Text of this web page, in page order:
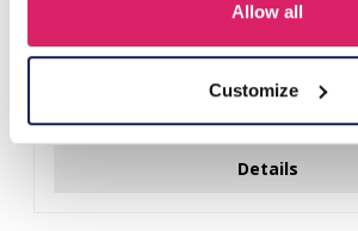
Allow all
Customize
Login voor prijzen
Details